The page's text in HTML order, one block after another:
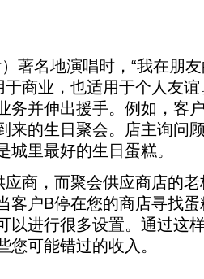
著名地演唱时，“我在朋
于商业，也适用于个人友
务并伸出援手。例如，客
来的生日聚会。店主询问
城里最好的生日蛋糕。
商，而聚会供应商店的
客户B停在您的商店寻找
以进行很多设置。通过这
您可能错过的收入。